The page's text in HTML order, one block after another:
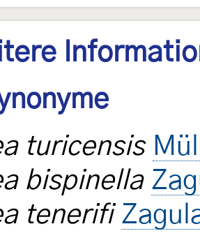
turicensis
bispinella
tenerifi